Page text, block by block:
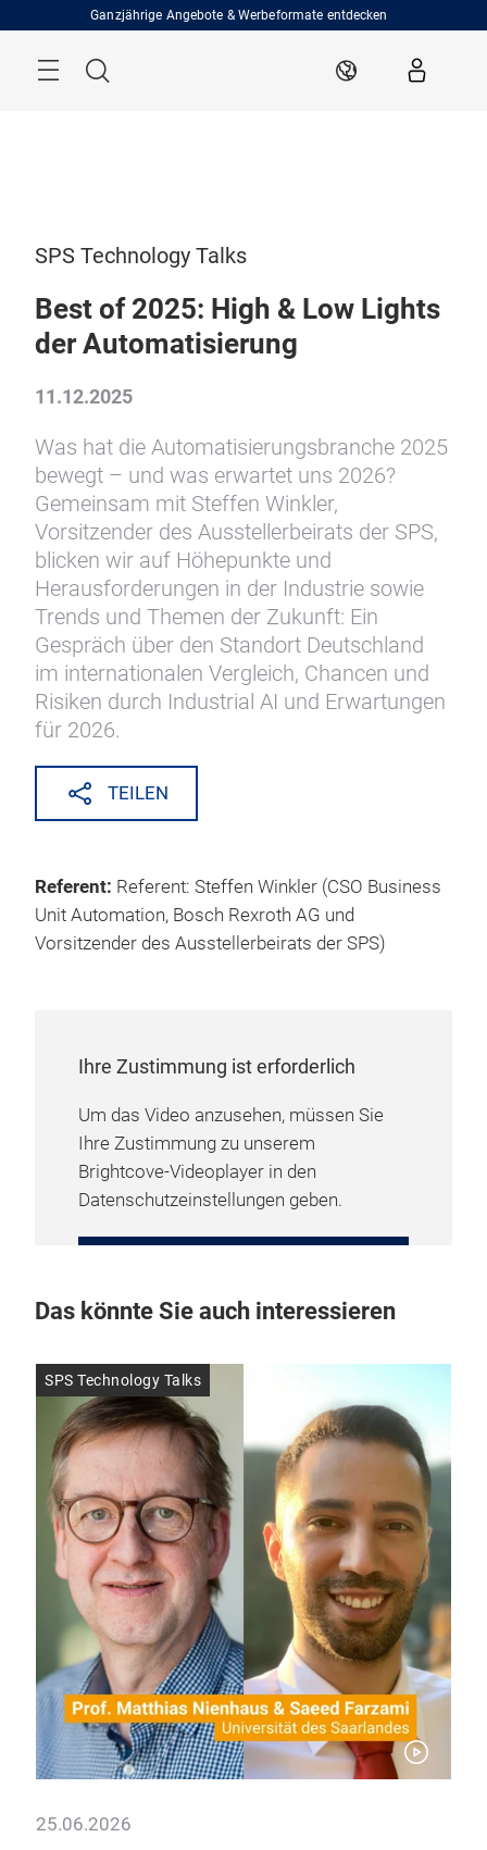
Ganzjährige Angebote & Werbeformate entdecken
Suche DE
SPS Technology Talks
Best of 2025: High & Low Lights
der Automatisierung
11.12.2025
Was hat die Automatisierungsbranche 2025
bewegt – und was erwartet uns 2026?
Gemeinsam mit Steffen Winkler,
Vorsitzender des Ausstellerbeirats der SPS,
blicken wir auf Höhepunkte und
Herausforderungen in der Industrie sowie
Trends und Themen der Zukunft: Ein
Gespräch über den Standort Deutschland
im internationalen Vergleich, Chancen und
Risiken durch Industrial AI und Erwartungen
für 2026.
TEILEN
Referent: Referent: Steffen Winkler (CSO Business
Unit Automation, Bosch Rexroth AG und
Vorsitzender des Ausstellerbeirats der SPS)
Ihre Zustimmung ist erforderlich
Um das Video anzusehen, müssen Sie
Ihre Zustimmung zu unserem
Brightcove-Videoplayer in den
Datenschutzeinstellungen geben.
Das könnte Sie auch interessieren
SPS Technology Talks
25.06.2026